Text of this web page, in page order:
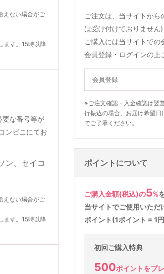
えない場合がご
ます。15時以降
要な番号等が
ンビニにてお
えない場合がご
ます。15時以降
ご注文は、当サイトか
は受け付けておりません)
ご購入には当サイトでの
会員登録・ログインの上
会員登録
※ご注文確認・入金確認は翌
行振込の場合、お届け希望
でご了承ください。
ポイントについて
ご購入金額(税込)の5%
当サイトでご使用いただ
ポイント(1ポイント = 1
初回ご購入特典
500ポイントをプ